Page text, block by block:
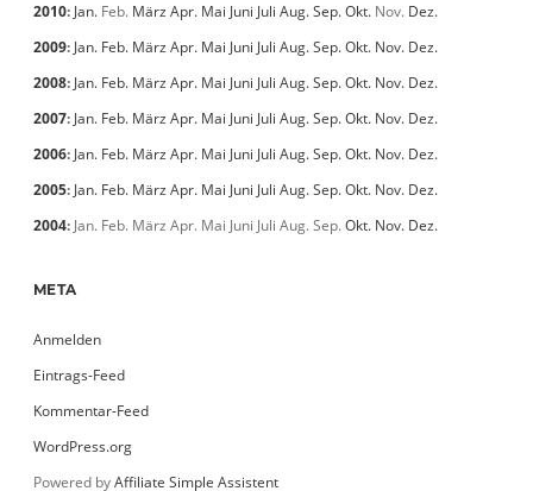
2010: Jan. Feb. März Apr. Mai Juni Juli Aug.Sep.Okt. Nov. Dez.
2009: Jan. Feb. März Apr. Mai Juni Juli Aug.Sep.Okt. Nov. Dez.
2008: Jan. Feb. März Apr. Mai Juni Juli Aug.Sep.Okt. Nov. Dez.
2007: Jan. Feb. März Apr. Mai Juni Juli Aug.Sep.Okt. Nov. Dez.
2006: Jan. Feb. März Apr. Mai Juni Juli Aug.Sep.Okt. Nov. Dez.
2005: Jan. Feb. März Apr. Mai Juni Juli Aug.Sep.Okt. Nov. Dez.
2004: Jan. Feb. März Apr. Mai Juni Juli Aug.Sep.Okt. Nov. Dez.
META
Anmelden
Eintrags-Feed
Kommentar-Feed
WordPress.org
Powered byAffiliate Simple Assistent